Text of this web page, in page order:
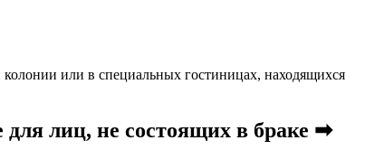
или в специальных гостиницах, находящихся
для лиц, не состоящих в браке ➡